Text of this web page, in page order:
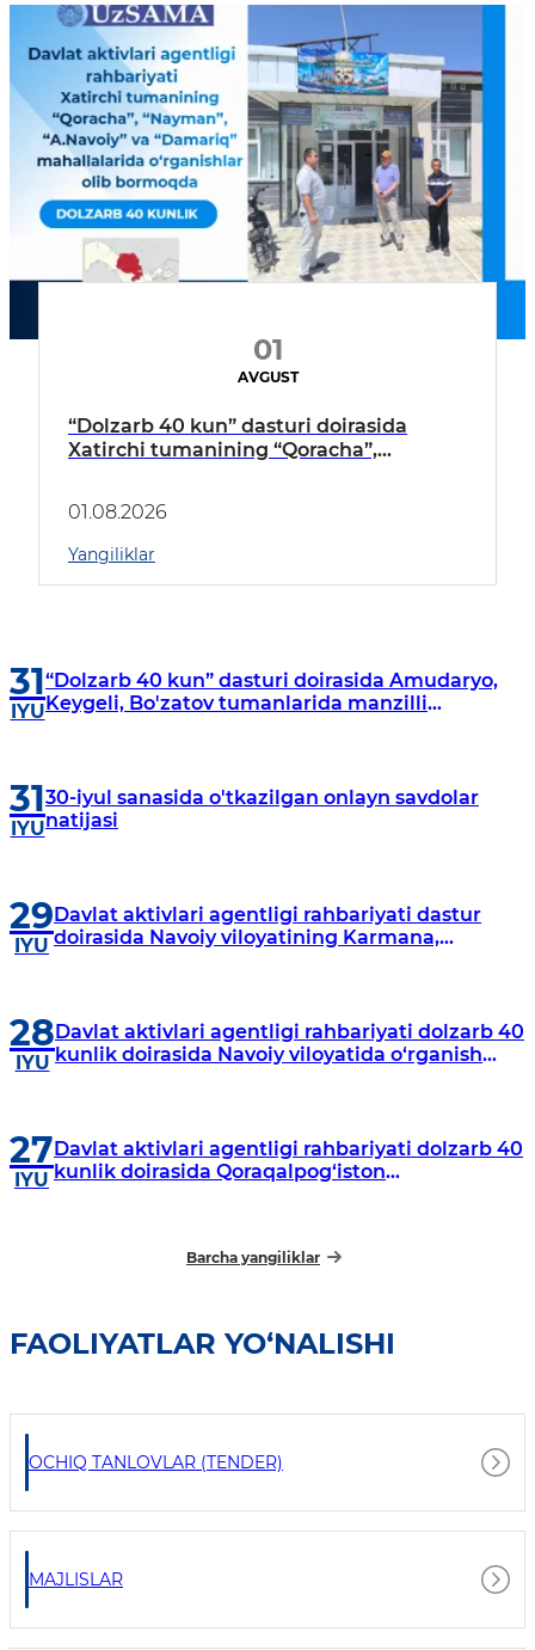
01
AVGUST
“Dolzarb 40 kun” dasturi doirasida
Xatirchi tumanining “Qoracha”,
borildi
01.08.2026
Yangiliklar
31
IYU
“Dolzarb 40 kun” dasturi doirasida Amudaryo,
Keygeli, Bo'zatov tumanlarida manzilli
31
IYU
30-iyul sanasida o'tkazilgan onlayn savdolar
natijasi
29
IYU
Davlat aktivlari agentligi rahbariyati dastur
doirasida Navoiy viloyatining Karmana,
28
IYU
Davlat aktivlari agentligi rahbariyati dolzarb 40
kunlik doirasida Navoiy viloyatida o‘rganish
27
IYU
Davlat aktivlari agentligi rahbariyati dolzarb 40
kunlik doirasida Qoraqalpog‘iston
Barcha yangiliklar
FAOLIYATLAR YO‘NALISHI
OCHIQ TANLOVLAR (TENDER)
MAJLISLAR